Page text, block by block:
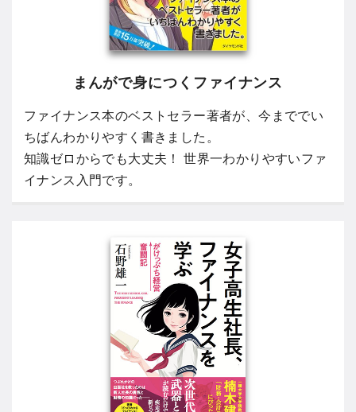
まんがで身につくファイナンス
ファイナンス本のベストセラー著者が、今まででい
ちばんわかりやすく書きました。
知識ゼロからでも大丈夫！ 世界一わかりやすいファ
イナンス入門です。